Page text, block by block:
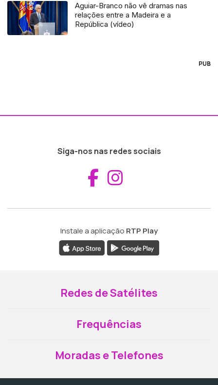
Aguiar-Branco não vê dramas nas
relações entre a Madeira e a
República (vídeo)
PUB
Siga-nos nas redes sociais
Aceder ao
Instale a aplicação RTP Play
Redes de Satélites
Frequências
Moradas e Telefones